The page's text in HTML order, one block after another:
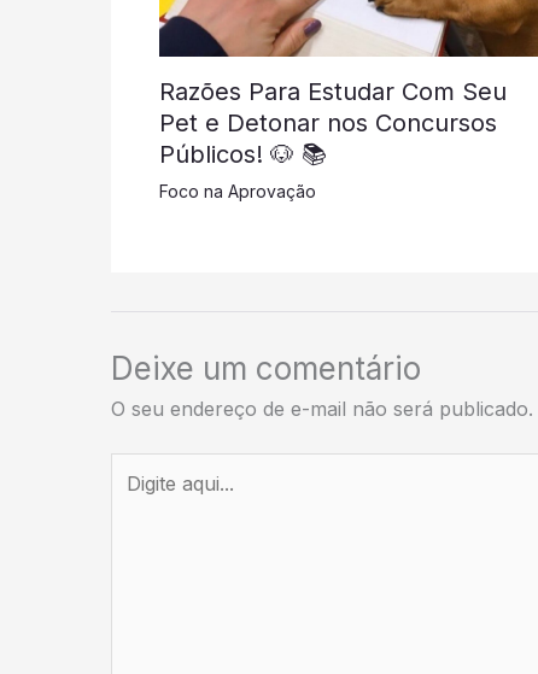
Razões Para Estudar Com Seu
Pet e Detonar nos Concursos
Públicos! 🐶 📚
Foco na Aprovação
Deixe um comentário
O seu endereço de e-mail não será publicado.
aqui...